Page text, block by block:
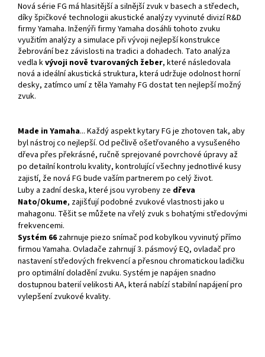
Nová série FG má hlasitější a silnější zvuk v basech a středech,
díky špičkové technologii akustické analýzy vyvinuté divizí R&D
firmy Yamaha. Inženýři firmy Yamaha dosáhli tohoto zvuku
využitím analýzy a simulace při vývoji nejlepší konstrukce
žebrování bez závislosti na tradici a dohadech. Tato analýza
vedla kvývoji nově tvarovaných žeber, které následovala
nová a ideální akustická struktura, která udržuje odolnost horní
desky, zatímco umí z těla Yamahy FG dostat ten nejlepší možný
zvuk.
Made in Yamaha... Každý aspekt kytary FG je zhotoven tak, aby
byl nástroj co nejlepší. Od pečlivě ošetřovaného a vysušeného
dřeva přes překrásné, ručně sprejované povrchové úpravy až
po detailní kontrolu kvality, kontrolující všechny jednotlivé kusy
zajistí, že nová FG bude vaším partnerem po celý život.
Luby a zadní deska, které jsou vyrobeny ze dřeva
Nato/Okume, zajišťují podobné zvukové vlastnosti jako u
mahagonu. Těšit se můžete na vřelý zvuk s bohatými středovými
frekvencemi.
Systém 66 zahrnuje piezo snímač pod kobylkou vyvinutý přímo
firmou Yamaha. Ovladače zahrnují 3. pásmový EQ, ovladač pro
nastavení středových frekvencí a přesnou chromatickou ladičku
pro optimální doladění zvuku. Systém je napájen snadno
dostupnou baterií velikosti AA, která nabízí stabilní napájení pro
vylepšení zvukové kvality.